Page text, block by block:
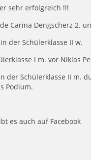
sehr erfolgreich !!!
Carina Dengscherz 2.
der Schülerklasse II w.
I m. vor Niklas
der Schülerklasse II m.
Podium.
es auch auf Facebook